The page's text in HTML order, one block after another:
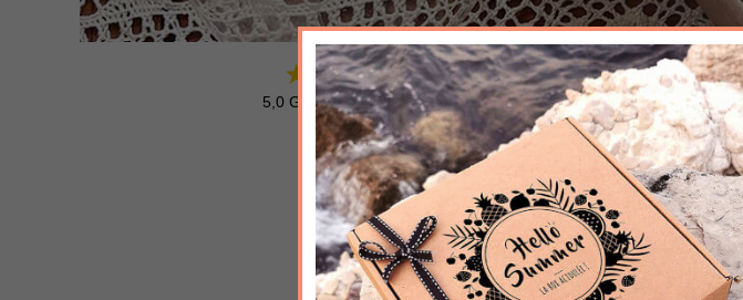
5,0 Google avis - excellent
CRÉER MA BOX